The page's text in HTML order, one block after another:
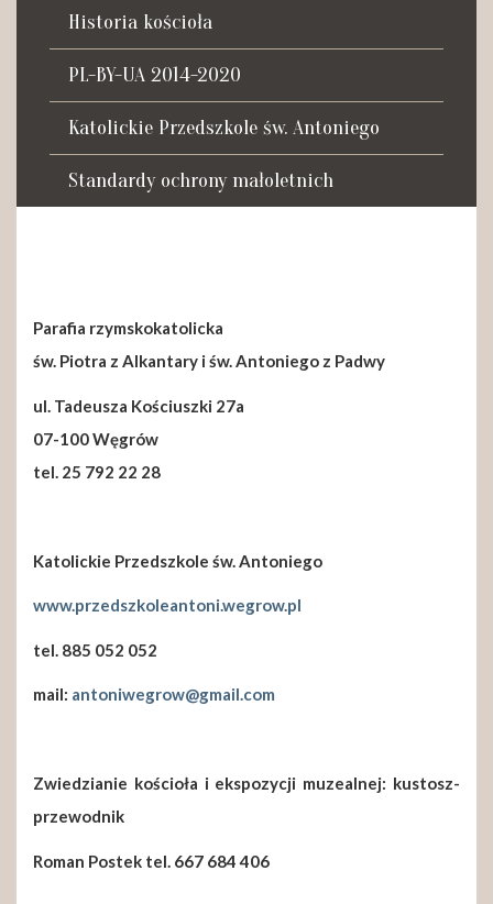
Tadeusza Kościuszki 27a
07-100 Węgrów
e-mail:rkosk@op.pl; wegrow.klasztor@drohiczynska.pl
Numer konta:
59 9236 0008 0012 8645 2000 0010
Historia kościoła
PL-BY-UA 2014-2020
Katolickie Przedszkole św. Antoniego
Standardy ochrony małoletnich
Parafia rzymskokatolicka
św. Piotra z Alkantary i św. Antoniego z Padwy
ul. Tadeusza Kościuszki 27a
07-100 Węgrów
tel. 25 792 22 28
Katolickie Przedszkole św. Antoniego
www.przedszkoleantoni.wegrow.pl
tel. 885 052 052
mail: antoniwegrow@gmail.com
Zwiedzianie kościoła i ekspozycji muzealnej: kustosz-
przewodnik
Roman Postek tel. 667 684 406